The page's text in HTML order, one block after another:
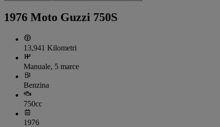
1976 Moto Guzzi 750S
13,941 Kilometri
Manuale, 5 marce
Benzina
750cc
1976